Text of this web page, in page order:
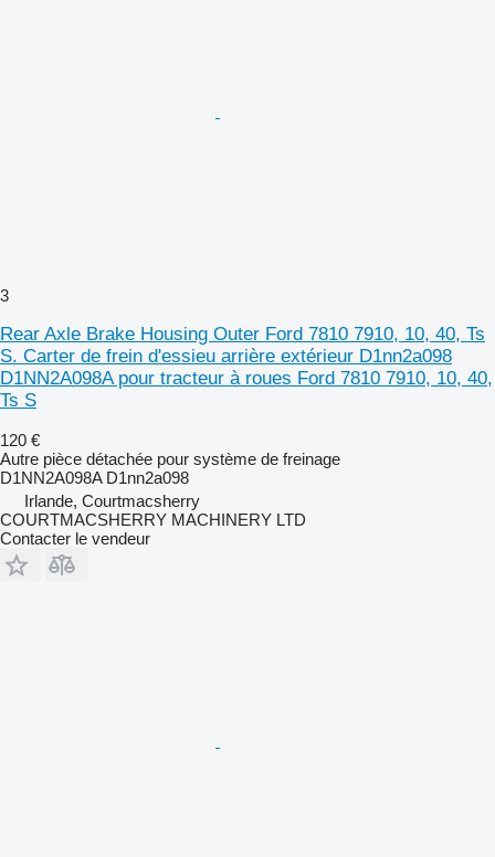
3
Rear Axle Brake Housing Outer Ford 7810 7910, 10, 40, Ts
S. Carter de frein d'essieu arrière extérieur D1nn2a098
D1NN2A098A pour tracteur à roues Ford 7810 7910, 10, 40,
Ts S
120 €
Autre pièce détachée pour système de freinage
D1NN2A098A D1nn2a098
Irlande, Courtmacsherry
COURTMACSHERRY MACHINERY LTD
Contacter le vendeur